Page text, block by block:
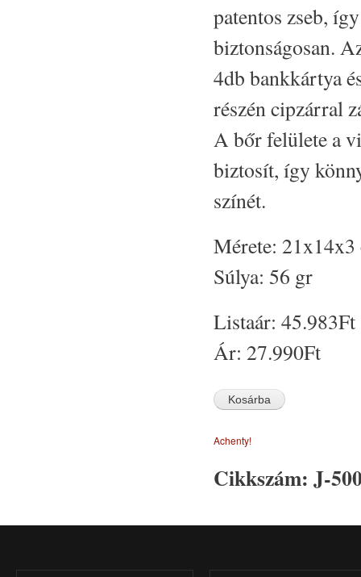
patentos zseb,
biztonságosan.
4db bankkártya
részén cipzárral
A bőr felülete a
biztosít, így
színét.
Mérete: 21x14x3
Súlya: 56 gr
Listaár: 45.983Ft
Ár: 27.990Ft
Achenty!
Cikkszám: J-